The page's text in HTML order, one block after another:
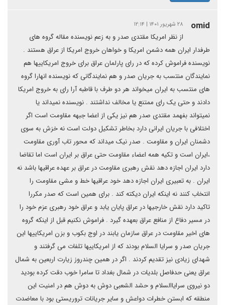
omid ۲۸ شهریور ۱۴۰۱ | ۱۲:۱۴
از نظر امریکا مقتدی صدر و به زعم نویسنده مقاله گروه های
طرفدار ایران همه دشمن امریکا و خواهان خروج امریکا از عراق هستند .
نویسنده فراموش کرده که در رای پارلمان عراق برای خروج امریکاییها هم
نمایندگان منتسب به جریان صدر و هم نمایندگانی که نویسنده انهارا گروه
های منتسب به ایران میخواند هر دو طرف با قاطبه آرا رای به خروج امریکا
دادند و حتی یک رای ممتنع یا مخالف نداشتند . نویسنده نمیداند یا
نمیتواند بفهمد مقتدی صدر هم نیز یکی از اعضا جبهه مقاومت است اگر
اختلافی با جریان ایرانی دارد بخاطر تشکیل دولت است نه خزش به سوی
دشمنان ایران و مقاومت . صدر نیک میداند که محور تاب آوری مقاومت
،ایران است و تکیه همه اعضاء مقاومت حتی عراق بر ایران است اما تقاضا
دارد ایران اجازه دهد نقش رهبری مقاومت در عراق بر عهده عراقیها باشد نه
ایران . به تعبیری ایران اجازه دهد خود عراقیها خط و مشی مقاومت را
انتخاب کنند نه اینکه ایران دیکته کند . برای همین است که صدر مکررا
تاکید دارد نقش خارجیها در عراق پایان یابد و عراق خود رهبری عزم خود را
در مسیر دفاع از منافع عراق بعهده گیرد . فراموش نکنیم قبل از اینکه گروه
های اخیر مقاومت در عراق سازمان یابند در اوج بکوب و بزن امریکاییها این
جریان صدر و سرایا السلام بودند که از امریکاییها تلفات می گرفتند و
شهدای زیادی نیز تقدیم کردند . اگر در همین چندروز زیارت اربعین به شمال
عراق یعنی حدفاصل بلدیات در شمال بغداد تا سامرا خوب دقت کرده بودید
دو نیروی سرایاالسلام و حشد الشعبی دوش به دوش هم در امنیت این
منطقه که ابستن خطرات دواعش و سایر جریانات تروریستی بود با معاضدت